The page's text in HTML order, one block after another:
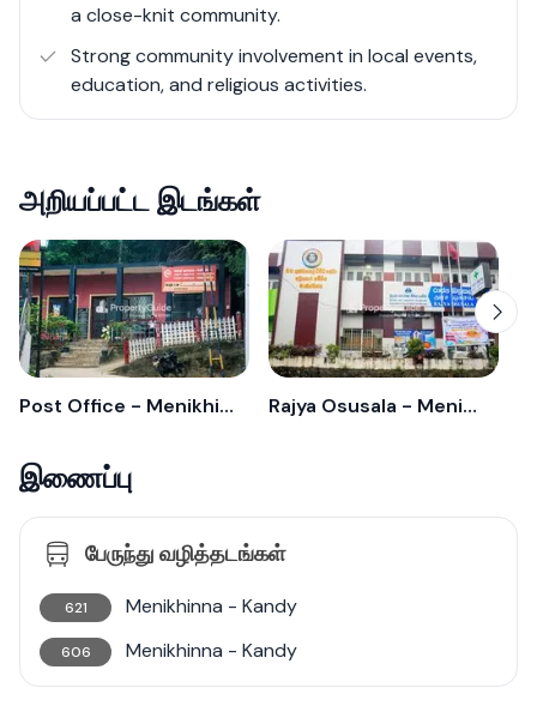
a close-knit community.
Strong community involvement in local events,
education, and religious activities.
அறியப்பட்ட இடங்கள்
Post Office - Menikhinna Rajya Osusala - Menikhinna
இணைப்பு
பேருந்து வழித்தடங்கள்
621 Menikhinna - Kandy
606 Menikhinna - Kandy